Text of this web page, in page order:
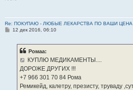
Re: ПОКУПАЮ - ЛЮБЫЕ ЛЕКАРСТВА ПО ВАШИ ЦЕНА
С12 дек 2016, 06:10
Ромаа:
КУПЛЮ МЕДИКАМЕНТЫ....
ДОРОЖЕ ДРУГИХ !!!
‪+7 966 301 70 84‬ Рома
Ремикейд, калетру, презисту, труваду